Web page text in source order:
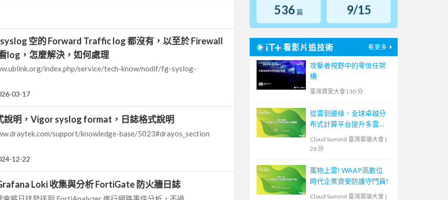
空的 Forward Traffic log 都沒有，以至於 Firewall
log，怎麼解決，如何處理
index.php/service/tech-know/nodif/fg-syslog-
03-17
說明，Vigor syslog format，日誌格式說明
support/knowledge-base/5023#drayos_section
12-22
Loki 收集與分析 FortiGate 防火牆日誌
536 篇 9/15
看影片追技術 看更多
攻擊者視野中的零信任架
構
臺灣資安大會 | 30 分
從雲到邊緣，全球卓越分
布式計算平台提升多雲體
Cloud Summit 臺灣雲端大會 |
26 分
萬物上雲! WAAP高數位
時代企業資安防護守門員!
Cloud Summit 臺灣雲端大會 |